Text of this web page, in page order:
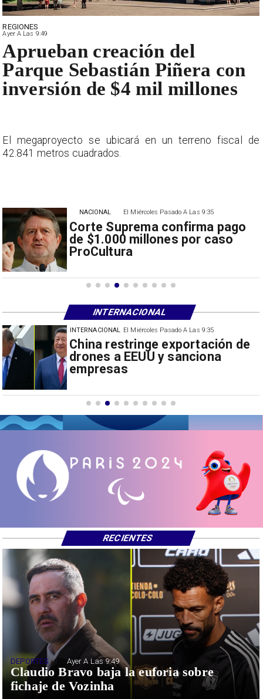
A Las 9:35
de
El Miércoles
Papa León XIV
Sudamérica
INTERNACIONAL
El Miércoles Pasado A Las 9:35
Corte Suprema confirma pago
de $1.000 millones por caso
ProCultura
NACIONAL
REGIONES
Ayer A Las 9:49
Aprueban creación del
Parque Sebastián Piñera con
inversión de $4 mil millones
El megaproyecto se ubicará en un terreno fiscal de
42.841 metros cuadrados.
INTERNACIONAL
Claudio Bravo baja la euforia sobre
fichaje de Vozinha
DEPORTES Ayer A Las 9:49
RECIENTES